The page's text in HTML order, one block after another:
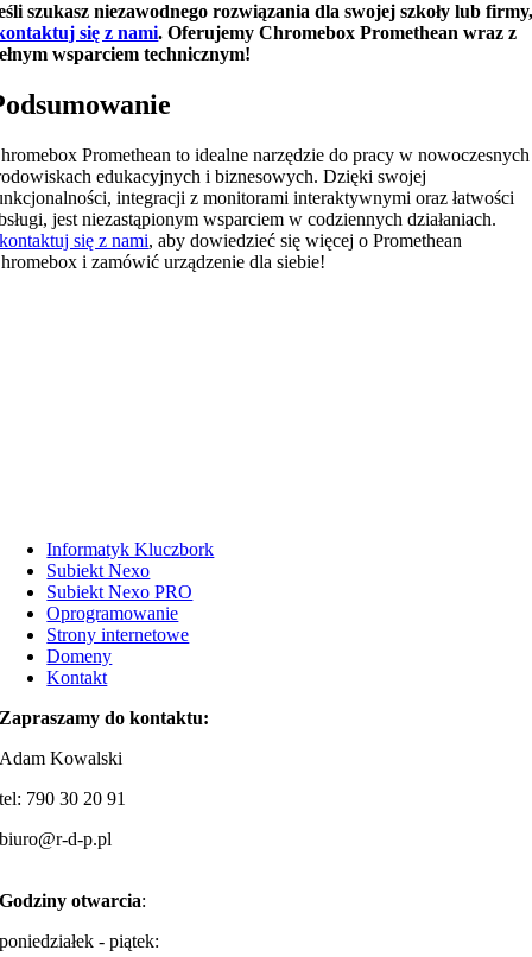
szukasz niezawodnego rozwiązania dla swojej szkoły lub
się z nami. Oferujemy Chromebox Promethean wraz z
wsparciem technicznym!
Promethean to idealne narzędzie do pracy w nowoczesnych
edukacyjnych i biznesowych. Dzięki swojej
integracji z monitorami interaktywnymi oraz łatwości
jest niezastąpionym wsparciem w codziennych działaniach.
się z nami, aby dowiedzieć się więcej o Promethean
i zamówić urządzenie dla siebie!
Informatyk Kluczbork
Subiekt Nexo
Subiekt Nexo PRO
Oprogramowanie
Strony internetowe
Domeny
Kontakt
Zapraszamy do kontaktu:
Adam Kowalski
tel: 790 30 20 91
biuro@r-d-p.pl
Godziny otwarcia:
poniedziałek - piątek: